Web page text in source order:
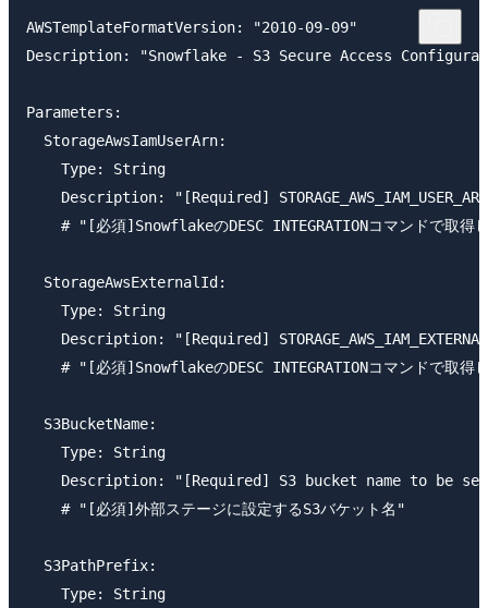
AWSTemplateFormatVersion: "2010-09-09"
Description: "Snowflake - S3 Secure Access
Parameters:
  StorageAwsIamUserArn:
    Type: String
Description: "[Required]
# "[必須]SnowflakeのDESC INTEGRATIONコマンドで取得
  StorageAwsExternalId:
    Type: String
Description: "[Required]
# "[必須]SnowflakeのDESC INTEGRATIONコマンドで取
  S3BucketName:
    Type: String
Description: "[Required] S3 bucket name to be
    # "[必須]外部ステージに設定するS3バケット名"
  S3PathPrefix:
    Type: String